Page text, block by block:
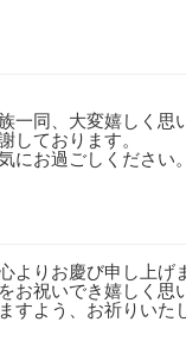
一同、大変嬉しく思
しております。
にお過ごしください。
よりお慶び申し上げ
お祝いでき嬉しく思
すよう、お祈りいた